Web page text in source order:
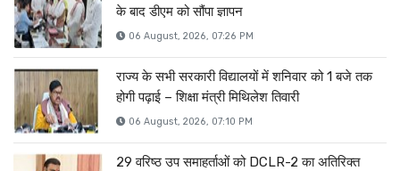
के बाद डीएम को सौंपा ज्ञापन
06 August, 2026, 07:26 PM
राज्य के सभी सरकारी विद्यालयों में शनिवार को 1 बजे तक
होगी पढ़ाई – शिक्षा मंत्री मिथिलेश तिवारी
06 August, 2026, 07:10 PM
29 वरिष्ठ उप समाहर्ताओं को DCLR-2 का अतिरिक्त